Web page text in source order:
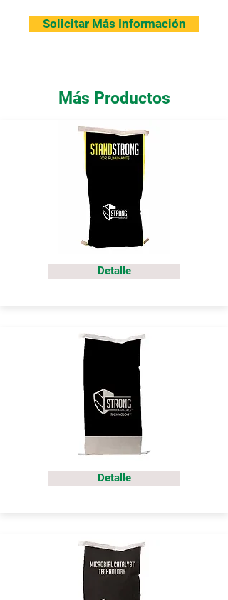
Solicitar Más Información
Más Productos
Detalle
Detalle